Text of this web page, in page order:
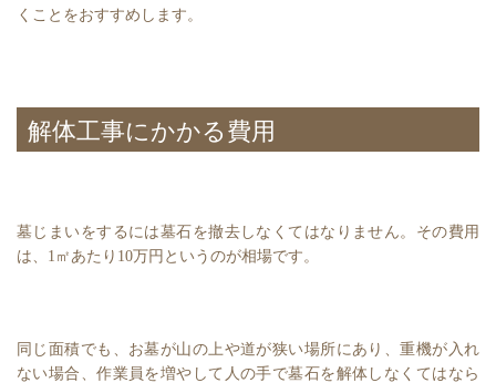
くことをおすすめします。
解体工事にかかる費用
墓じまいをするには墓石を撤去しなくてはなりません。その費用
は、1㎡あたり10万円というのが相場です。
同じ面積でも、お墓が山の上や道が狭い場所にあり、重機が入れ
ない場合、作業員を増やして人の手で墓石を解体しなくてはなら